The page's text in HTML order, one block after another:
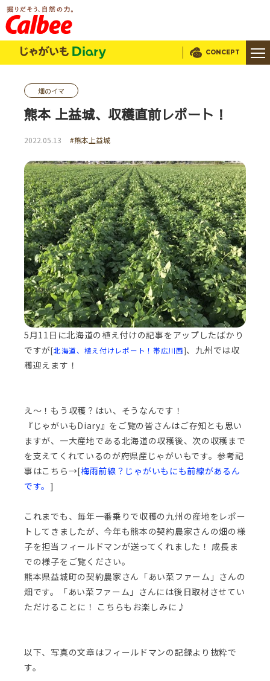
じゃがいもDialy CONCEPT
畑のイマ
熊本 上益城、収穫直前レポート！
2022.05.13 #熊本上益城
5月11日に北海道の植え付けの記事をアップしたばかり
ですが[北海道、植え付けレポート！帯広川西]、九州では収
穫迎えます！
え～！もう収穫？はい、そうなんです！
『じゃがいもDiary』をご覧の皆さんはご存知とも思い
ますが、一大産地である北海道の収穫後、次の収穫まで
を支えてくれているのが府県産じゃがいもです。参考記
事はこちら→[梅雨前線？じゃがいもにも前線があるん
です。 ]
これまでも、毎年一番乗りで収穫の九州の産地をレポー
トしてきましたが、今年も熊本の契約農家さんの畑の様
子を担当フィールドマンが送ってくれました！ 成長ま
での様子をご覧ください。
熊本県益城町の契約農家さん「あい菜ファーム」さんの
畑です。「あい菜ファーム」さんには後日取材させてい
ただけることに！ こちらもお楽しみに♪
以下、写真の文章はフィールドマンの記録より抜粋で
す。